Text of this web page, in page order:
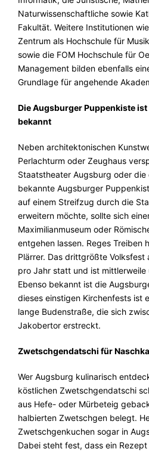
Naturwissenschaftliche sowie
Fakultät. Weitere Institutionen
Zentrum als Hochschule für
sowie die FOM Hochschule für
Management bilden ebenfalls
Grundlage für angehende
Die Augsburger Puppenkiste
bekannt
Neben architektonischen
Perlachturm oder Zeughaus
Staatstheater Augsburg oder
bekannte Augsburger
auf einem Streifzug durch die
erweitern möchte, sollte sich
Maximilianmuseum oder
entgehen lassen. Reges Treiben
Plärrer. Das drittgrößte Volksfest
pro Jahr statt und ist
Ebenso bekannt ist die
dieses einstigen Kirchenfests ist
lange Budenstraße, die sich
Jakobertor erstreckt.
Zwetschgendatschi für
Wer Augsburg kulinarisch
köstlichen Zwetschgendatschi
aus Hefe- oder Mürbeteig
halbierten Zwetschgen belegt.
Zwetschgenkuchen sogar in
Dabei steht fest, dass ein